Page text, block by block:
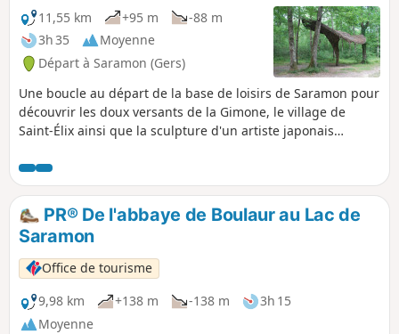
11,55 km +95 m
-88 m
3h 35
Moyenne
Départ à Saramon (Gers)
Une boucle au départ de la base de loisirs de Saramon pour
découvrir les doux versants de la Gimone, le village de
Saint-Élix ainsi que la sculpture d'un artiste japonais
PR® De l'abbaye de Boulaur au Lac de
Saramon
Office de tourisme
9,98 km
+138 m -138 m
3h 15
Moyenne